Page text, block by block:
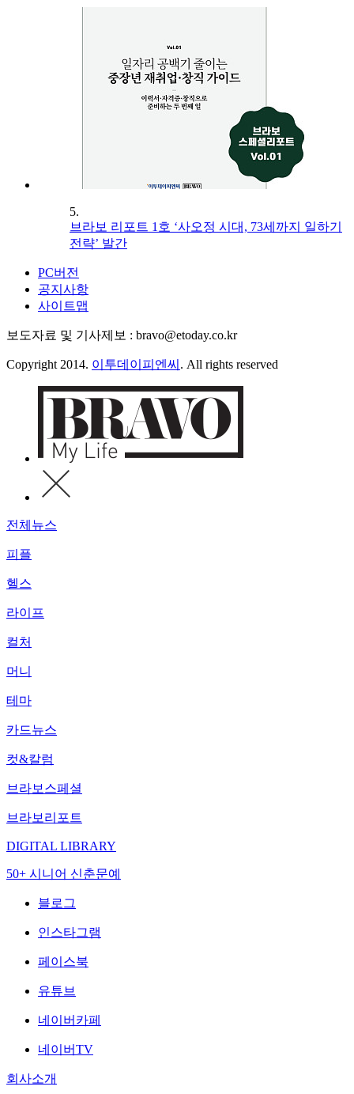
5.
브라보 리포트 1호 ‘사오정 시대, 73세까지 일하기
전략’ 발간
PC버전
공지사항
사이트맵
보도자료 및 기사제보 : bravo@etoday.co.kr
Copyright 2014. 이투데이피엔씨 . All rights reserved
전체뉴스
피플
헬스
라이프
컬처
머니
테마
카드뉴스
컷&칼럼
브라보스페셜
브라보리포트
DIGITAL LIBRARY
50+ 시니어 신춘문예
블로그
인스타그램
페이스북
유튜브
네이버카페
네이버TV
회사소개